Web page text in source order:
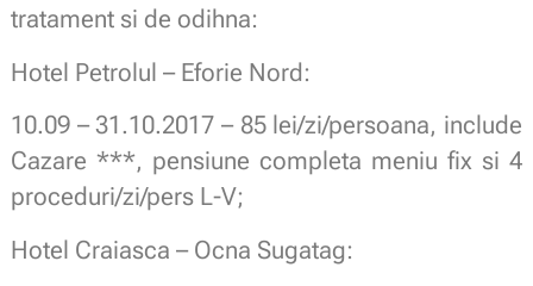
tratament si de odihna:
Hotel Petrolul – Eforie Nord:
10.09 – 31.10.2017 – 85 lei/zi/persoana, include
Cazare ***, pensiune completa meniu fix si 4
proceduri/zi/pers L-V;
Hotel Craiasca – Ocna Sugatag: